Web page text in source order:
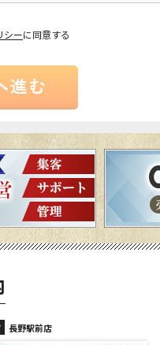
シーに同意する
長野駅前店